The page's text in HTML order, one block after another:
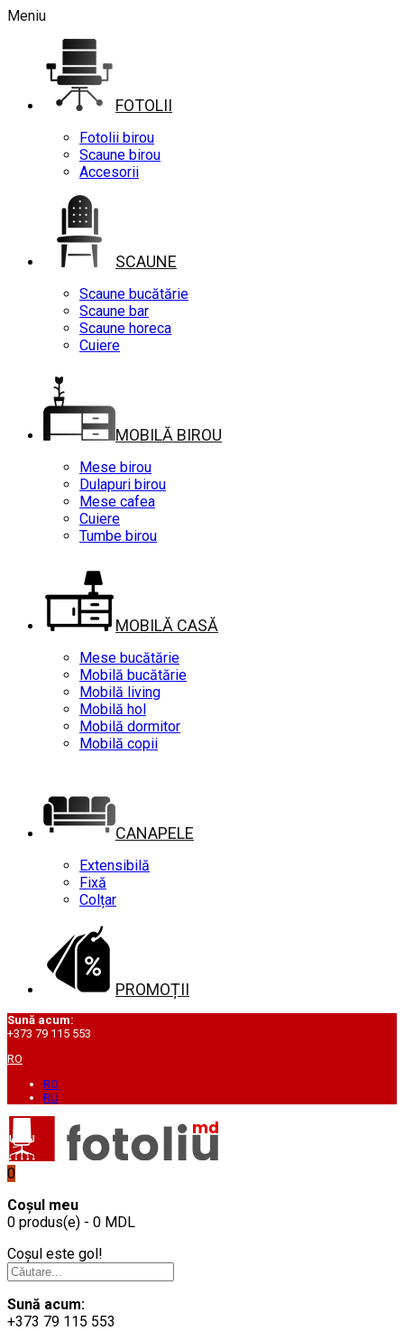
Meniu
FOTOLII
Fotolii birou
Scaune birou
Accesorii
SCAUNE
Scaune bucătărie
Scaune bar
Scaune horeca
Cuiere
MOBILĂ BIROU
Mese birou
Dulapuri birou
Mese cafea
Cuiere
Tumbe birou
MOBILĂ CASĂ
Mese bucătărie
Mobilă bucătărie
Mobilă living
Mobilă hol
Mobilă dormitor
Mobilă copii
CANAPELE
Extensibilă
Fixă
Colțar
PROMOȚII
Sună acum:
+373 79 115 553
RO
RO
RU
0
Coșul meu
0 produs(e) - 0 MDL
Coșul este gol!
Sună acum:
+373 79 115 553